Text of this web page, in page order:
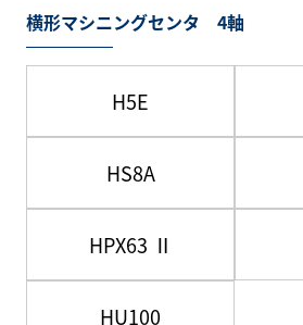
横形マシニングセンタ 4軸
H5E
HS8A
HPX63 Ⅱ
HU100